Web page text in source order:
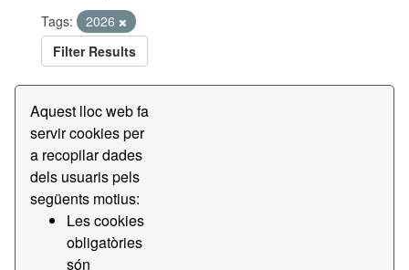
Aquest lloc web fa
servir cookies per
a recopilar dades
dels usuaris pels
següents motius:
Les cookies
obligatòries
són
Tags:
2026
Filter Results
Estadístiques de tràfic de passatgers
Dades estadístiques del tràfic de passatgers del Port de
Barcelona
Estadístiques de tràfic de vaixells